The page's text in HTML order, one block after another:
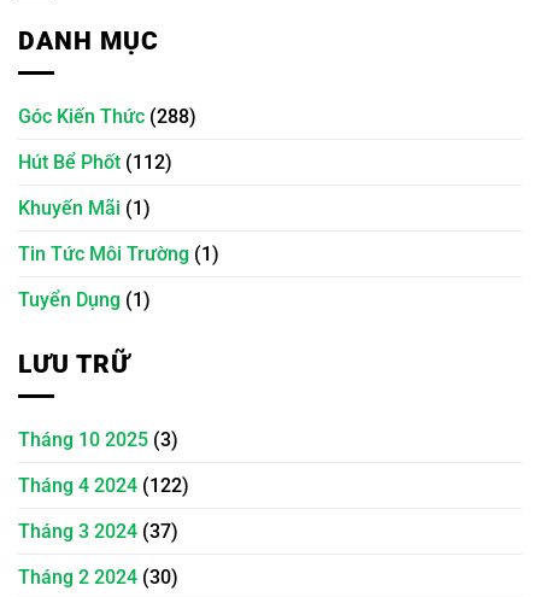
DANH MỤC
Góc Kiến Thức (288)
Hút Bể Phốt (112)
Khuyến Mãi (1)
Tin Tức Môi Trường (1)
Tuyển Dụng (1)
LƯU TRỮ
Tháng 10 2025 (3)
Tháng 4 2024 (122)
Tháng 3 2024 (37)
Tháng 2 2024 (30)